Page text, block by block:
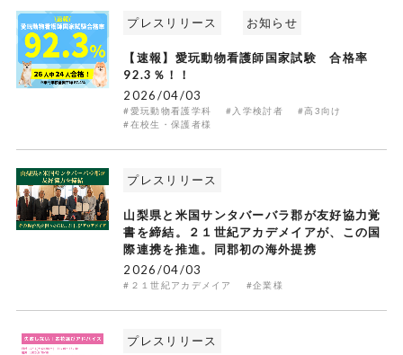
プレスリリース お知らせ
【速報】愛玩動物看護師国家試験 合格率
92.3％！！
2026/04/03
#愛玩動物看護学科 #入学検討者
#高3向け
#在校生・保護者様
プレスリリース
山梨県と米国サンタバーバラ郡が友好協力覚
書を締結。２１世紀アカデメイアが、この国
際連携を推進。同郡初の海外提携
2026/04/03
#２１世紀アカデメイア #企業様
プレスリリース